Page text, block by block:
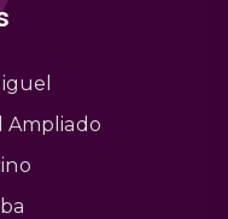
Ampliado